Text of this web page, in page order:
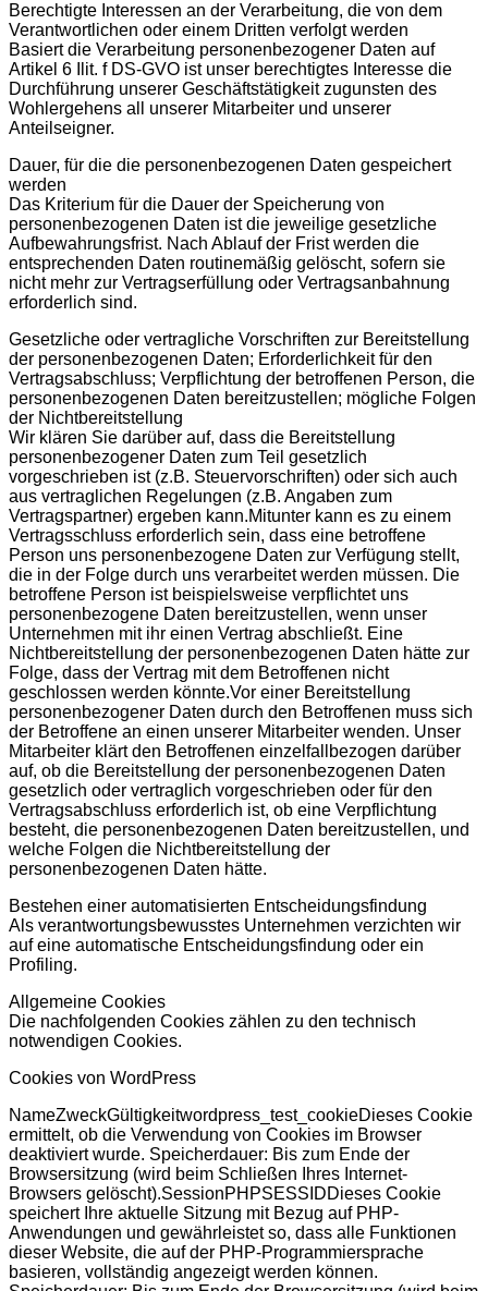
Berechtigte Interessen an der Verarbeitung, die von dem
Verantwortlichen oder einem Dritten verfolgt werden
Basiert die Verarbeitung personenbezogener Daten auf
Artikel 6 Ilit. f DS-GVO ist unser berechtigtes Interesse die
Durchführung unserer Geschäftstätigkeit zugunsten des
Wohlergehens all unserer Mitarbeiter und unserer
Anteilseigner.
Dauer, für die die personenbezogenen Daten gespeichert
werden
Das Kriterium für die Dauer der Speicherung von
personenbezogenen Daten ist die jeweilige gesetzliche
Aufbewahrungsfrist. Nach Ablauf der Frist werden die
entsprechenden Daten routinemäßig gelöscht, sofern sie
nicht mehr zur Vertragserfüllung oder Vertragsanbahnung
erforderlich sind.
Gesetzliche oder vertragliche Vorschriften zur Bereitstellung
der personenbezogenen Daten; Erforderlichkeit für den
Vertragsabschluss; Verpflichtung der betroffenen Person, die
personenbezogenen Daten bereitzustellen; mögliche Folgen
der Nichtbereitstellung
Wir klären Sie darüber auf, dass die Bereitstellung
personenbezogener Daten zum Teil gesetzlich
vorgeschrieben ist (z.B. Steuervorschriften) oder sich auch
aus vertraglichen Regelungen (z.B. Angaben zum
Vertragspartner) ergeben kann.Mitunter kann es zu einem
Vertragsschluss erforderlich sein, dass eine betroffene
Person uns personenbezogene Daten zur Verfügung stellt,
die in der Folge durch uns verarbeitet werden müssen. Die
betroffene Person ist beispielsweise verpflichtet uns
personenbezogene Daten bereitzustellen, wenn unser
Unternehmen mit ihr einen Vertrag abschließt. Eine
Nichtbereitstellung der personenbezogenen Daten hätte zur
Folge, dass der Vertrag mit dem Betroffenen nicht
geschlossen werden könnte.Vor einer Bereitstellung
personenbezogener Daten durch den Betroffenen muss sich
der Betroffene an einen unserer Mitarbeiter wenden. Unser
Mitarbeiter klärt den Betroffenen einzelfallbezogen darüber
auf, ob die Bereitstellung der personenbezogenen Daten
gesetzlich oder vertraglich vorgeschrieben oder für den
Vertragsabschluss erforderlich ist, ob eine Verpflichtung
besteht, die personenbezogenen Daten bereitzustellen, und
welche Folgen die Nichtbereitstellung der
personenbezogenen Daten hätte.
Bestehen einer automatisierten Entscheidungsfindung
Als verantwortungsbewusstes Unternehmen verzichten wir
auf eine automatische Entscheidungsfindung oder ein
Profiling.
Allgemeine Cookies
Die nachfolgenden Cookies zählen zu den technisch
notwendigen Cookies.
Cookies von WordPress
NameZweckGültigkeitwordpress_test_cookieDieses Cookie
ermittelt, ob die Verwendung von Cookies im Browser
deaktiviert wurde. Speicherdauer: Bis zum Ende der
Browsersitzung (wird beim Schließen Ihres Internet-
Browsers gelöscht).SessionPHPSESSIDDieses Cookie
speichert Ihre aktuelle Sitzung mit Bezug auf PHP-
Anwendungen und gewährleistet so, dass alle Funktionen
dieser Website, die auf der PHP-Programmiersprache
basieren, vollständig angezeigt werden können.